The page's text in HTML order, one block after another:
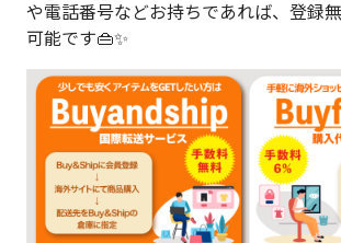
や電話番号などお持ちであれば、登録
可能です👜✨